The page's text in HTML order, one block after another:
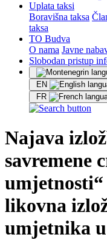
Uplata taksi
Boravišna taksa
taksa
TO Budva
O nama Javne
Slobodan pristup
EN
FR
Najava
savremene
likovna
umjetnika